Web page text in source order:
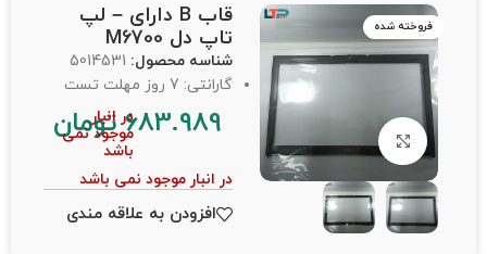
فروخته شده
برای بزرگنمایی کلیک کنید
قاب B دارای – لپ
تاپ دل M6700
شناسه محصول: 5014531
گارانتی: 7 روز مهلت تست
683.989 توماندر انبار
موجود نمی
باشد
در انبار موجود نمی باشد
افزودن به علاقه مندی